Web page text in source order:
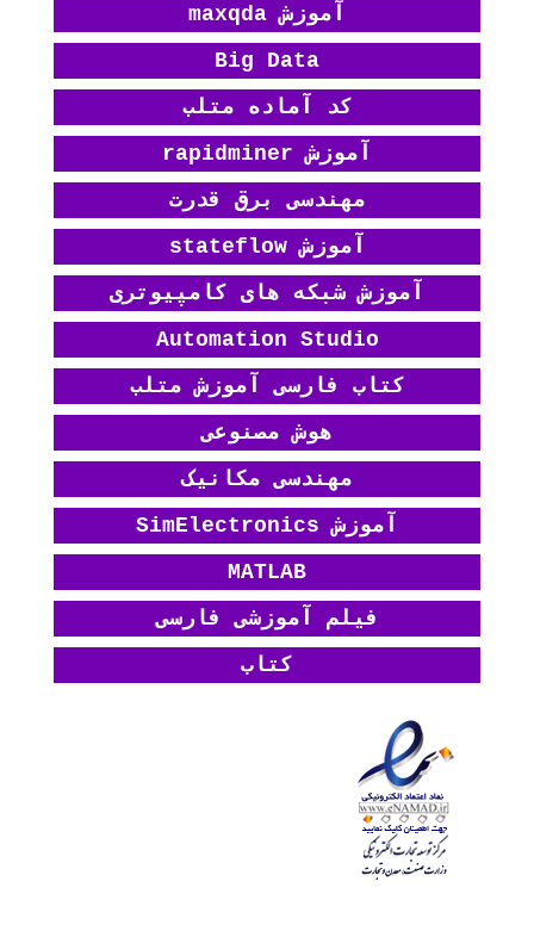
آموزش maxqda
Big Data
کد آماده متلب
آموزش rapidminer
مهندسی برق قدرت
آموزش stateflow
آموزش شبکه های کامپیوتری
Automation Studio
کتاب فارسی آموزش متلب
هوش مصنوعی
مهندسی مکانیک
آموزش SimElectronics
MATLAB
فیلم آموزشی فارسی
کتاب